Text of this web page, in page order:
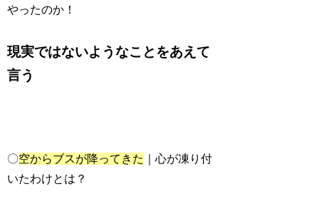
やったのか！
現実ではないようなことをあえて
言う
〇空からブスが降ってきた
｜心が凍り付
いたわけとは？